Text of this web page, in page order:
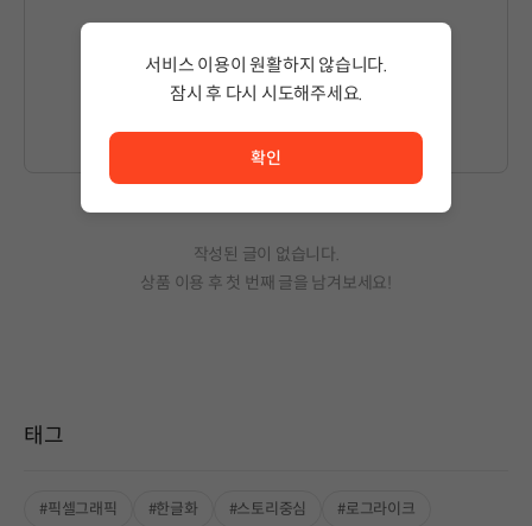
글을 작성하시려면로그인 해주세요.
작성된 글이 없습니다.
상품 이용 후 첫 번째 글을 남겨보세요!
태그
#픽셀그래픽 #한글화 #스토리중심 #로그라이크
서비스 이용이 원활하지 않습니다.
잠시 후 다시 시도해주세요.
확인